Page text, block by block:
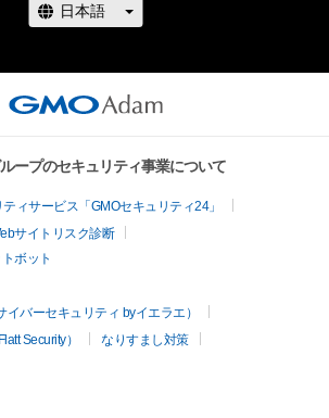
number and the note number within the
本龍一”, it indicates the NFT for the 1st
58...),
2, 3...),
of each bar can be heard in the first
is the highest note in the right hand (if
ます。
Copyrights
to obtain or to apply for registration of
the contents such as images, texts,
available for viewing, downloading and
or not) for buyers or owners of this
to as the “Buyers”) are reserved by
Gentosha Inc. In other words, owning
data (hereinafter referred to as
ープのセキュリティ事業について
ィサービス「GMOセキュリティ24」
サイトリスク診断
ボット
バーセキュリティ byイエラエ）
Security）
なりすまし対策